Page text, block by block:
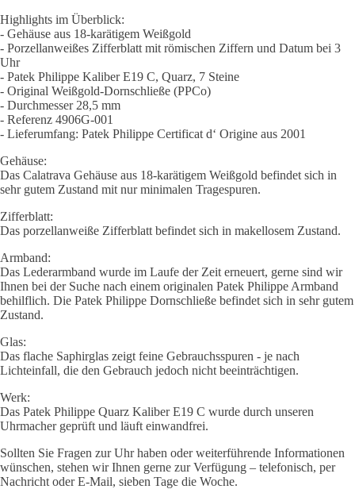
Highlights im Überblick:
- Gehäuse aus 18-karätigem Weißgold
- Porzellanweißes Zifferblatt mit römischen Ziffern und Datum bei 3
Uhr
- Patek Philippe Kaliber E19 C, Quarz, 7 Steine
- Original Weißgold-Dornschließe (PPCo)
- Durchmesser 28,5 mm
- Referenz 4906G-001
- Lieferumfang: Patek Philippe Certificat d‘ Origine aus 2001
Gehäuse:
Das Calatrava Gehäuse aus 18-karätigem Weißgold befindet sich in
sehr gutem Zustand mit nur minimalen Tragespuren.
Zifferblatt:
Das porzellanweiße Zifferblatt befindet sich in makellosem Zustand.
Armband:
Das Lederarmband wurde im Laufe der Zeit erneuert, gerne sind wir
Ihnen bei der Suche nach einem originalen Patek Philippe Armband
behilflich. Die Patek Philippe Dornschließe befindet sich in sehr gutem
Zustand.
Glas:
Das flache Saphirglas zeigt feine Gebrauchsspuren - je nach
Lichteinfall, die den Gebrauch jedoch nicht beeinträchtigen.
Werk:
Das Patek Philippe Quarz Kaliber E19 C wurde durch unseren
Uhrmacher geprüft und läuft einwandfrei.
Sollten Sie Fragen zur Uhr haben oder weiterführende Informationen
wünschen, stehen wir Ihnen gerne zur Verfügung – telefonisch, per
Nachricht oder E-Mail, sieben Tage die Woche.